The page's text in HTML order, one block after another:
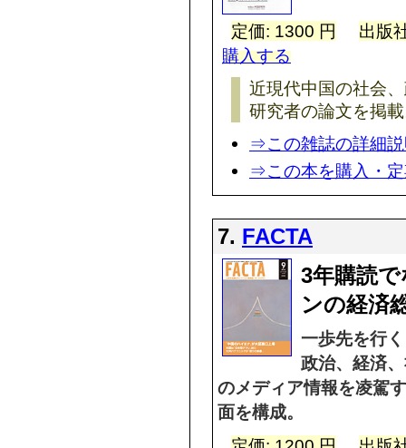
定価: 1300 円
出版
購入する
近現代中国の社会
研究者の論文を掲
⇒この雑誌の詳細
⇒この本を購入・
7. FACTA
3年購読
ンの経済
一歩先を行
政治、経済
のメディア情報を凌駕
面を構成。